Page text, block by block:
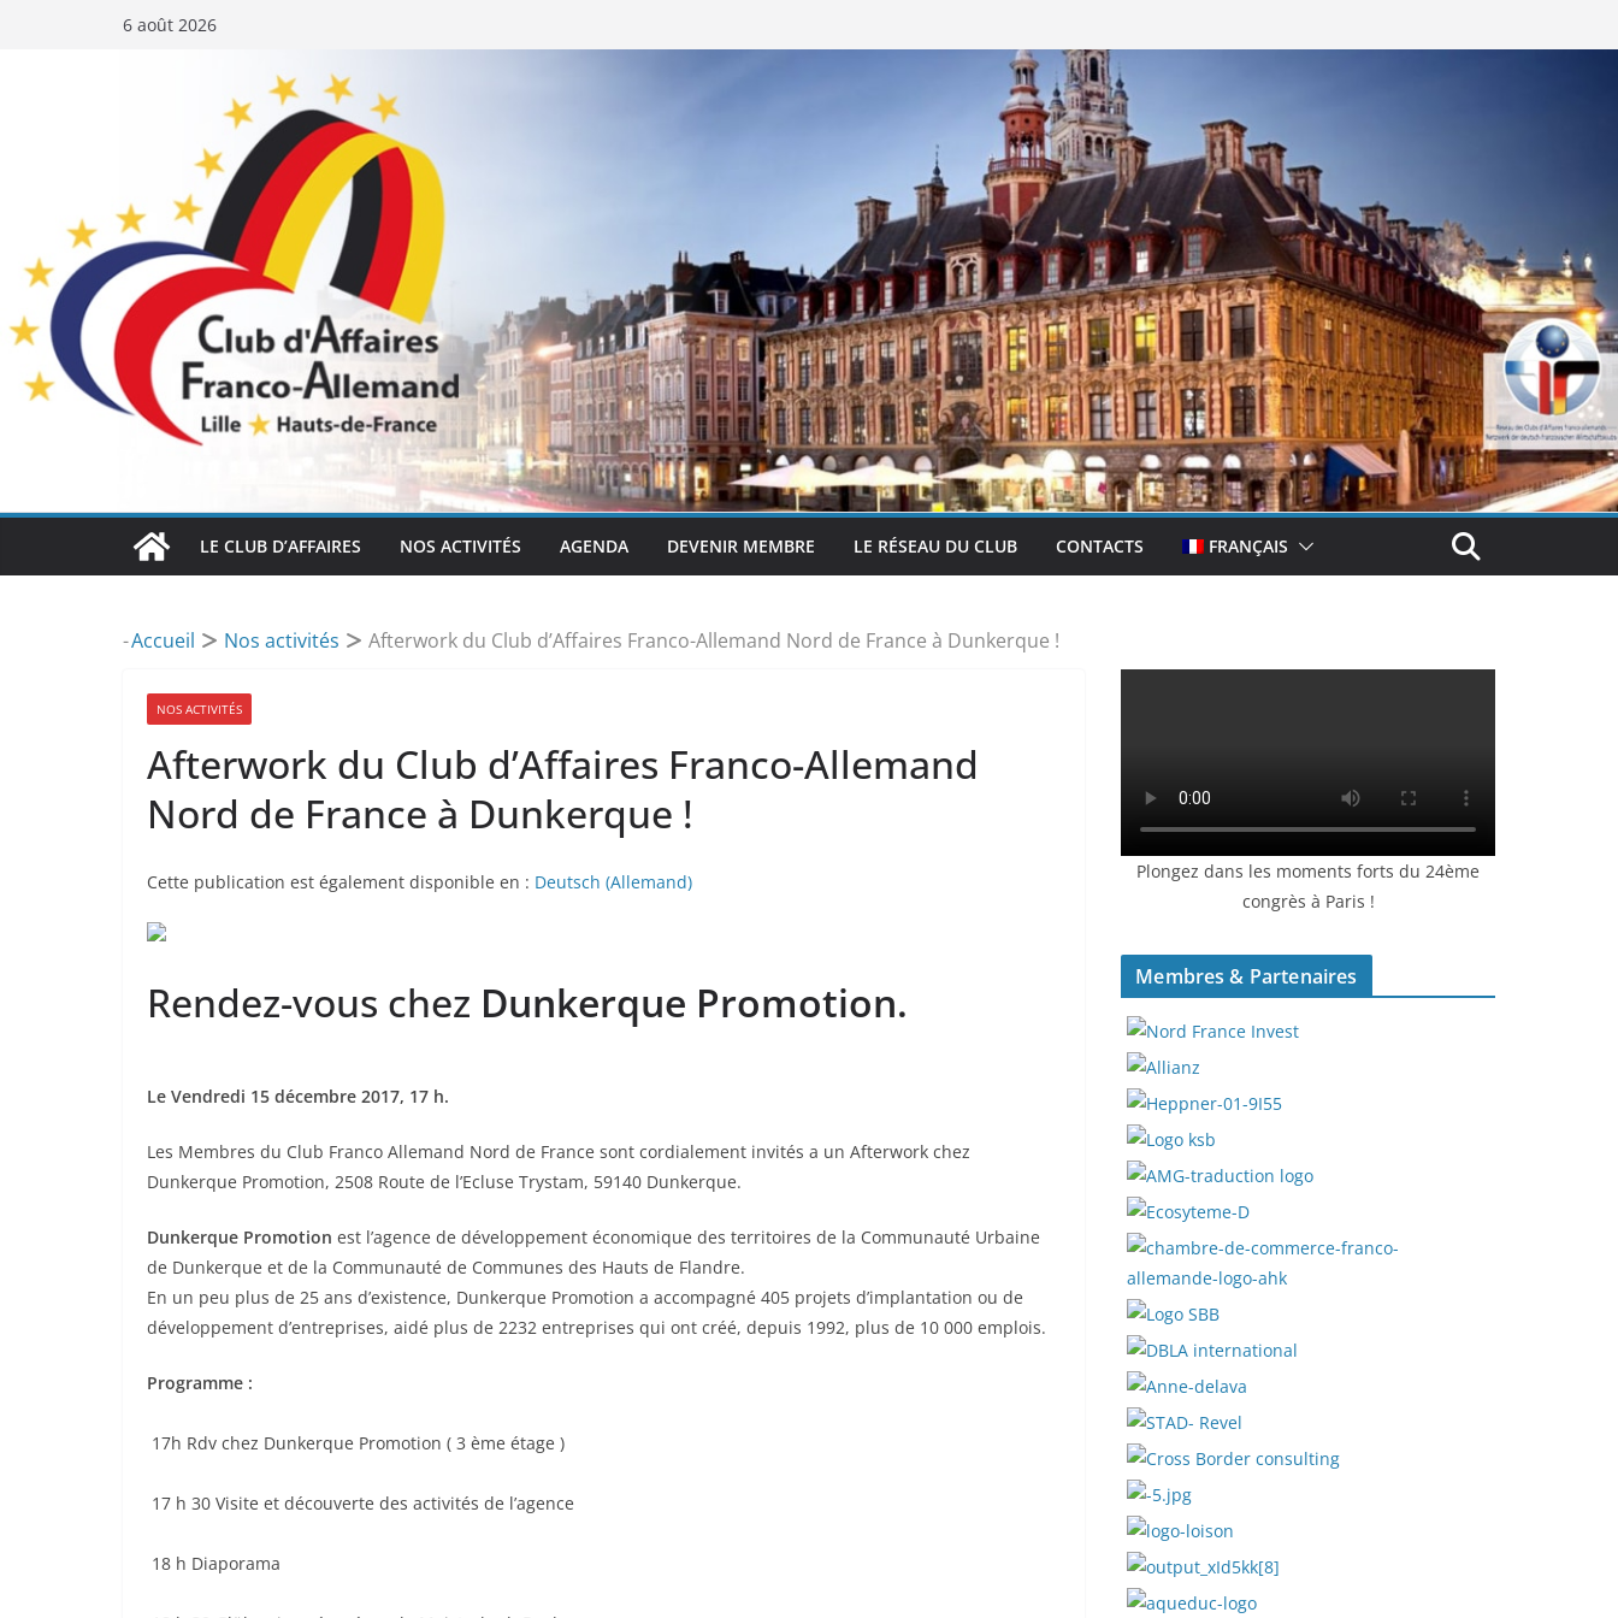
6 août 2026
LE CLUB D’AFFAIRES NOS ACTIVITÉS AGENDA DEVENIR MEMBRE LE RÉSEAU DU CLUB CONTACTS FRANÇAIS
-Accueil Nos activités Afterwork du Club d’Affaires Franco-Allemand Nord de France à Dunkerque !
NOS ACTIVITÉS
Afterwork du Club d’Affaires Franco-Allemand
Nord de France à Dunkerque !
Cette publication est également disponible en : Deutsch (Allemand)
Rendez-vous chez Dunkerque Promotion.
Le Vendredi 15 décembre 2017, 17 h.
Les Membres du Club Franco Allemand Nord de France sont cordialement invités a un Afterwork chez
Dunkerque Promotion, 2508 Route de l’Ecluse Trystam, 59140 Dunkerque.
Dunkerque Promotion est l’agence de développement économique des territoires de la Communauté Urbaine
de Dunkerque et de la Communauté de Communes des Hauts de Flandre.
En un peu plus de 25 ans d’existence, Dunkerque Promotion a accompagné 405 projets d’implantation ou de
développement d’entreprises, aidé plus de 2232 entreprises qui ont créé, depuis 1992, plus de 10 000 emplois.
Programme :
17h Rdv chez Dunkerque Promotion ( 3 ème étage )
17 h 30 Visite et découverte des activités de l’agence
18 h Diaporama
Plongez dans les moments forts du 24ème
congrès à Paris !
Membres & Partenaires